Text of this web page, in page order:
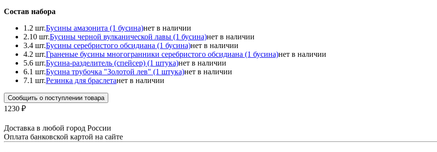
Состав набора
1.2 шт.Бусины амазонита (1 бусина)нет в наличии
2.10 шт.Бусины черной вулканической лавы (1 бусина)нет в наличии
3.4 шт.Бусины серебристого обсидиана (1 бусина)нет в наличии
4.2 шт.Граненые бусины многогранники серебристого обсидиана (1 бусина)нет в наличии
5.6 шт.Бусина-разделитель (спейсер) (1 штука)нет в наличии
6.1 шт.Бусина трубочка "Золотой лев" (1 штука)нет в наличии
7.1 шт.Резинка для браслетанет в наличии
Сообщить о поступлении товара
1230 ₽
Доставка в любой город России
Оплата банковской картой на сайте